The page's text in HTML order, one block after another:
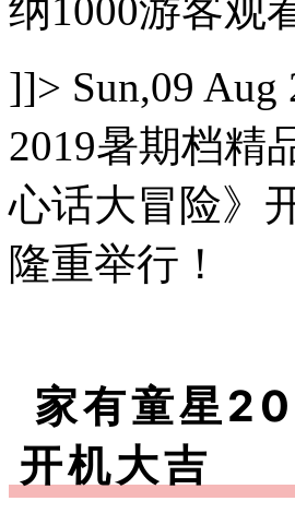
纳1000游客观
]]> Sun,09 Aug
2019暑期档精
心话大冒险》
隆重举行！
家有童星
开机大吉